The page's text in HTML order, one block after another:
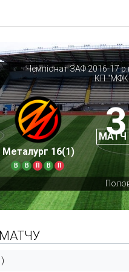
Чемпіонат ЗАФ 2016-17
КП
Металург 16(1)
В В П В П
3
МАТЧ